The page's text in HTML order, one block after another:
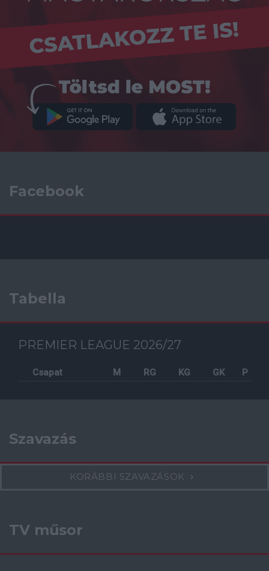
Facebook
Tabella
PREMIER LEAGUE 2026/27
Csapat M RG KG GK P
Szavazás
KORÁBBI SZAVAZÁSOK
TV műsor